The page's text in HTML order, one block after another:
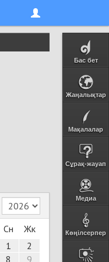
Бас бет
Жаңалықтар
Мақалалар
Сұрақ-жауап
Медиа
Көңілсерпер
Сн
Жк
1
2
8 9